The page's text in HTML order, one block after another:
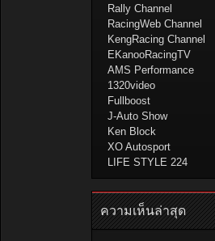
Rally Channel
RacingWeb Channel
KengRacing Channel
EKanooRacingTV
AMS Performance
1320video
Fullboost
J-Auto Show
Ken Block
XO Autosport
LIFE STYLE 224
ความเห็นล่าสุด